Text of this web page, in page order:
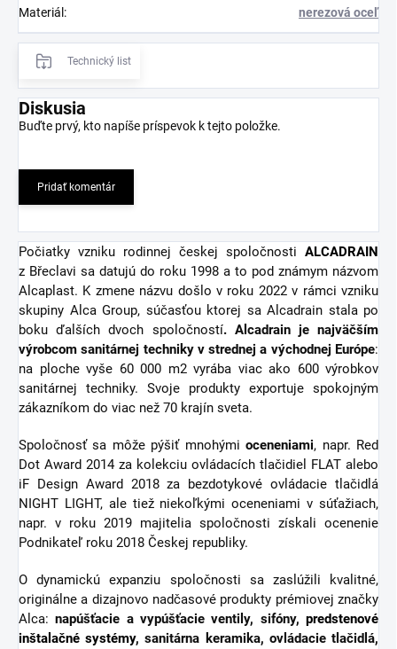
Materiál : nerezová oceľ
Technický list
Diskusia
Buďte prvý, kto napíše príspevok k tejto položke.
Pridať komentár
Počiatky vzniku rodinnej českej spoločnosti ALCADRAIN
z Břeclavi sa datujú do roku 1998 a to pod známym názvom
Alcaplast. K zmene názvu došlo v roku 2022 v rámci vzniku
skupiny Alca Group, súčasťou ktorej sa Alcadrain stala po
boku ďalších dvoch spoločností. Alcadrain je najväčším
výrobcom sanitárnej techniky v strednej a východnej Európe:
na ploche vyše 60 000 m2 vyrába viac ako 600 výrobkov
sanitárnej techniky. Svoje produkty exportuje spokojným
zákazníkom do viac než 70 krajín sveta.
Spoločnosť sa môže pýšiť mnohýmioceneniami, napr. Red
Dot Award 2014 za kolekciu ovládacích tlačidiel FLAT alebo
iF Design Award 2018 za bezdotykové ovládacie tlačidlá
NIGHT LIGHT, ale tiež niekoľkými oceneniami v súťažiach,
napr. v roku 2019 majitelia spoločnosti získali ocenenie
Podnikateľ roku 2018 Českej republiky.
O dynamickú expanziu spoločnosti sa zaslúžili kvalitné,
originálne a dizajnovo nadčasové produkty prémiovej značky
Alca:napúšťacie a vypúšťacie ventily, sifóny,predstenové
inštalačné systémy, sanitárna keramika, ovládacie tlačidlá,